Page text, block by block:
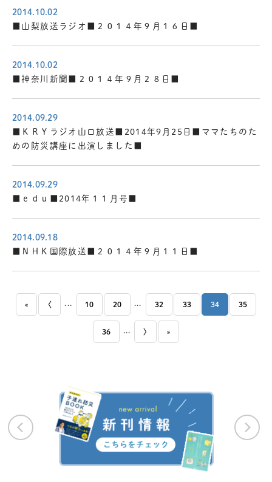
2014.10.02
■山梨放送ラジオ■２０１４年９月１６日■
2014.10.02
■神奈川新聞■２０１４年９月２８日■
2014.09.29
■ＫＲＹラジオ山口放送■2014年9月25日■ママたちのた
めの防災講座に出演しました■
2014.09.29
■ｅｄｕ■2014年１１月号■
2014.09.18
■ＮＨＫ国際放送■２０１４年９月１１日■
« 〈 10 20 32 33 34 35
36 〉 »